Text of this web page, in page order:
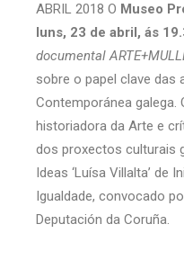
ABRIL 2018 O Museo
luns, 23 de abril, ás
documental
sobre o papel clave das
Contemporánea galega.
historiadora da Arte e
dos proxectos culturais
Ideas ‘Luísa Villalta’ de
Igualdade, convocado
Deputación da Coruña.